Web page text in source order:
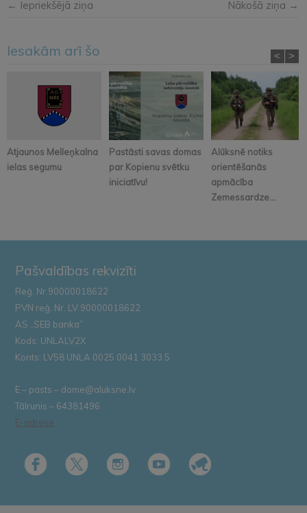
← Iepriekšējā ziņa Nākošā ziņa →
Iesakām arī šo
Atjaunos Melleņkalna
ielas segumu
Pastāsti savas domas
par Kopienu svētku
iniciatīvu!
Alūksnē notiks
orientēšanās
apmācība
Zemessardze...
< >
Pašvaldības rekvizīti
Reģ. Nr.90000018622
PVN reģ. Nr. LV 90000018622
AS „SEB banka”
Kods: UNLALV2X
Konts: LV58 UNLA 0025 0041 3033 5
E – pasts – dome@aluksne.lv
Tālrunis – 64381496
E-adrese